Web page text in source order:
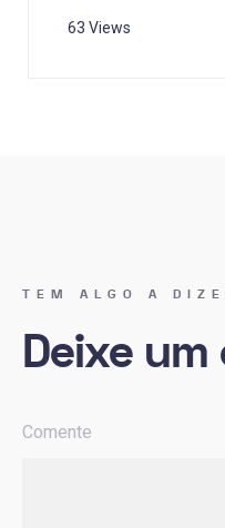
63 Views
TEM ALGO A
Deixe
Comente